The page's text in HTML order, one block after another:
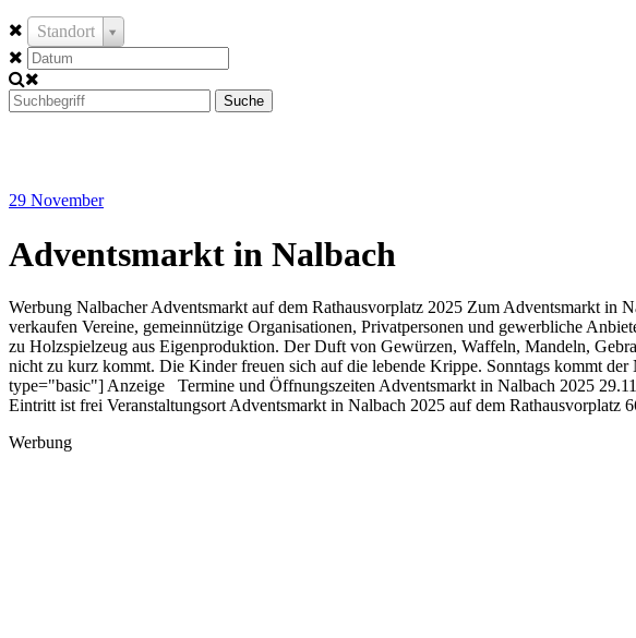
Standort
Suche
29 November
Adventsmarkt in Nalbach
Werbung Nalbacher Adventsmarkt auf dem Rathausvorplatz 2025 Zum Adventsmarkt in
verkaufen Vereine, gemeinnützige Organisationen, Privatpersonen und gewerbliche
zu Holzspielzeug aus Eigenproduktion. Der Duft von Gewürzen, Waffeln, Mandeln,
nicht zu kurz kommt. Die Kinder freuen sich auf die lebende Krippe. Sonntags kommt
type="basic"] Anzeige Termine und Öffnungszeiten Adventsmarkt in Nalbach 2025
Eintritt ist frei Veranstaltungsort Adventsmarkt in Nalbach 2025 auf dem
Werbung